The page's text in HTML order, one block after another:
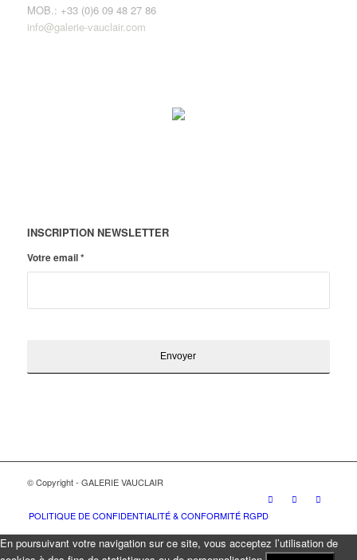
MOB.: +33 (0)6 09 48 27 86
info@galerie-vauclair.com
INSCRIPTION NEWSLETTER
Votre email*
© Copyright - GALERIE VAUCLAIR
POLITIQUE DE CONFIDENTIALITÉ & CONFORMITÉ RGPD
En poursuivant votre navigation sur ce site, vous acceptez l’utilisation de